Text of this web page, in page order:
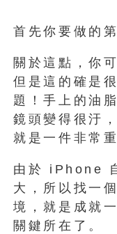
首先你要做的
關於這點，你
但是這的確是
題！手上的油
鏡頭變得很汙
就是一件非常
由於 iPhone
大，所以找一
境，就是成就
關鍵所在了。